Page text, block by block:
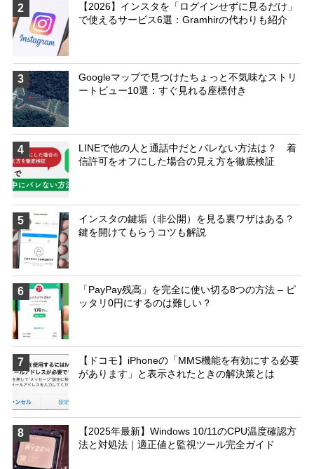
2
【2026】インスタを「ログインせずに見るだけ」
で使えるサービス6選：Gramhirの代わりも紹介
3
Googleマップで見つけたちょっと不気味なストリ
ートビュー10選：すぐ見れる座標付き
4
LINEで他の人と通話中だとバレない方法は？ 着
信許可をオフにした場合の見え方を徹底検証
5
インスタの鍵垢（非公開）を見る裏ワザはある？
鍵を開けてもらうコツも解説
6
「PayPay残高」を完全に使い切る8つの方法 – ピ
ッタリ0円にするのは難しい？
7
【ドコモ】iPhoneの「MMS機能を有効にする必要
があります」と表示されたときの解決策とは
8
【2025年最新】Windows 10/11のCPU温度確認方
法と対処法｜適正値と監視ツール完全ガイド